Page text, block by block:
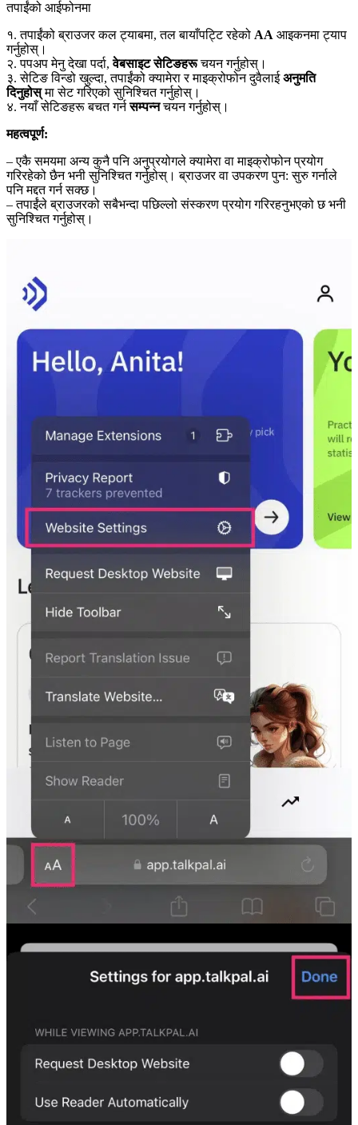
तपाईंको आईफोनमा
१. तपाईंको ब्राउजर कल ट्याबमा, तल बायाँपट्टि रहेको AA आइकनमा ट्याप
गर्नुहोस्।
२. पपअप मेनु देखा पर्दा,वेबसाइट सेटिङहरूचयन गर्नुहोस्।
३. सेटिङ विन्डो खुल्दा, तपाईंको क्यामेरा र माइक्रोफोन दुवैलाईअनुमति
दिनुहोस्मा सेट गरिएको सुनिश्चित गर्नुहोस्।
४. नयाँ सेटिङहरू बचत गर्नसम्पन्नचयन गर्नुहोस्।
महत्वपूर्ण:
– एकै समयमा अन्य कुनै पनि अनुप्रयोगले क्यामेरा वा माइक्रोफोन प्रयोग
गरिरहेको छैन भनी सुनिश्चित गर्नुहोस्। ब्राउजर वा उपकरण पुन: सुरु गर्नाले
पनि मद्दत गर्न सक्छ।
– तपाईंले ब्राउजरको सबैभन्दा पछिल्लो संस्करण प्रयोग गरिरहनुभएको छ भनी
सुनिश्चित गर्नुहोस्।